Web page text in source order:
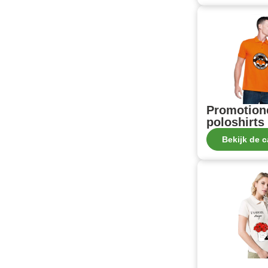
poloshirts
Bekijk de